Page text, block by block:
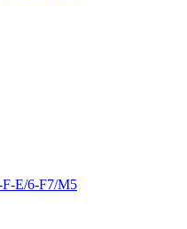
E/6-F7/M5